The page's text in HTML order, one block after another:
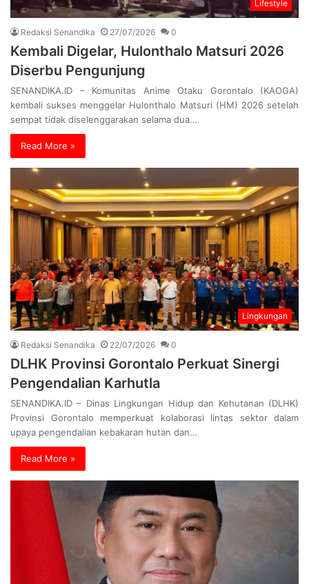
Lifestyle
Redaksi Senandika 27/07/2026 0
Kembali Digelar, Hulonthalo Matsuri 2026
Diserbu Pengunjung
SENANDIKA.ID – Komunitas Anime Otaku Gorontalo (KAOGA)
kembali sukses menggelar Hulonthalo Matsuri (HM) 2026 setelah
sempat tidak diselenggarakan selama dua…
Read More »
Lingkungan
Redaksi Senandika 22/07/2026 0
DLHK Provinsi Gorontalo Perkuat Sinergi
Pengendalian Karhutla
SENANDIKA.ID – Dinas Lingkungan Hidup dan Kehutanan (DLHK)
Provinsi Gorontalo memperkuat kolaborasi lintas sektor dalam
upaya pengendalian kebakaran hutan dan…
Read More »